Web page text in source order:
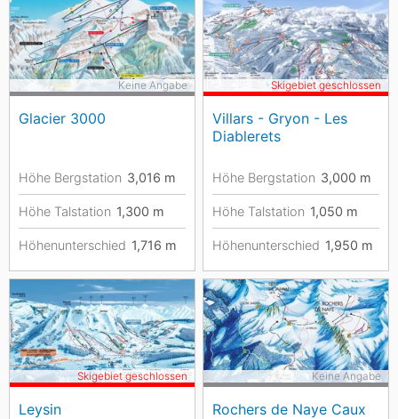
Glacier 3000
Keine Angabe
Höhe Bergstation 3,016 m
Höhe Talstation 1,300 m
Höhenunterschied 1,716 m
Villars - Gryon - Les
Diablerets
Skigebiet geschlossen
Höhe Bergstation 3,000 m
Höhe Talstation 1,050 m
Höhenunterschied 1,950 m
Leysin
Skigebiet geschlossen
Rochers de Naye Caux
Keine Angabe